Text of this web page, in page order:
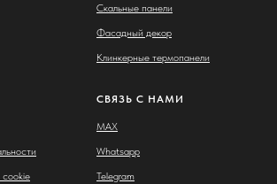
Скальные панели
Фасадный декор
Клинкерные термопанели
cookie
СВЯЗЬ С НАМИ
MAX
Whatsapp
Telegram